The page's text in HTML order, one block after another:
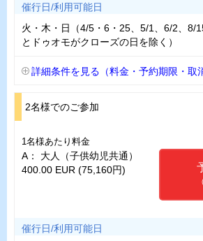
催行日/利用可能日
火・木・日（4/5・6・25、5/1、6/2、8/
とドゥオモがクローズの日を除く）
詳細条件を見る（料金・予約期限・取
2名様でのご参加
1名様あたり料金
A： 大人（子供幼児共通）
400.00 EUR (75,160円)
催行日/利用可能日